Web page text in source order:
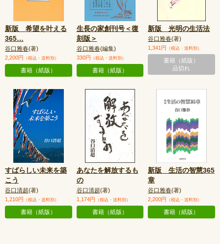
新版 希望を叶える
365…
谷口雅春(著)
2,200円 （税込・送料別）
書籍（紙版）
生長の家創刊号＜復
刻版＞
谷口雅春(編集)
330円 （税込・送料別）
書籍（紙版）
新版 光明の生活法
谷口雅春(著)
1,341円 （税込・送料別）
書籍（紙版）
品切れ
すばらしい未来を築
こう
谷口清超(著)
1,210円 （税込・送料別）
書籍（紙版）
あなたを解放するも
の
谷口清超(著)
1,174円 （税込・送料別）
書籍（紙版）
新版 生活の智慧365
章
谷口雅春(著)
2,200円 （税込・送料別）
書籍（紙版）